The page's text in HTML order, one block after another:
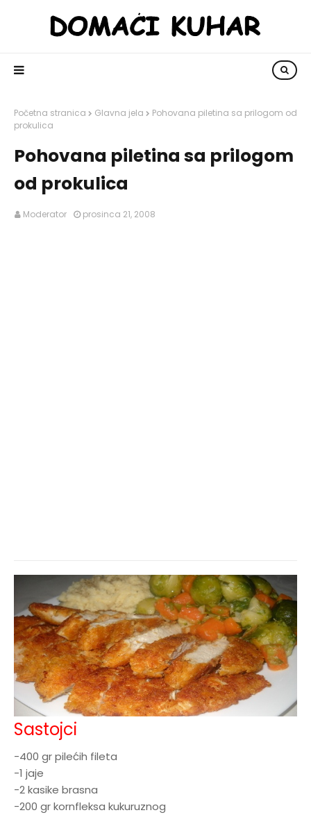
Početna stranica Glavna jela
Pohovana piletina sa prilogom od
prokulica
Pohovana piletina sa prilogom
od prokulica
Moderator prosinca 21, 2008
Sastojci
-400 gr pilećih fileta
-1 jaje
-2 kasike brasna
-200 gr kornfleksa kukuruznog